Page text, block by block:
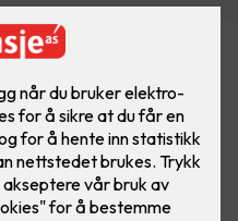
av budsjettet. Samtidig
i både offentlige og
kan du
sikre driftssikkerhet og få